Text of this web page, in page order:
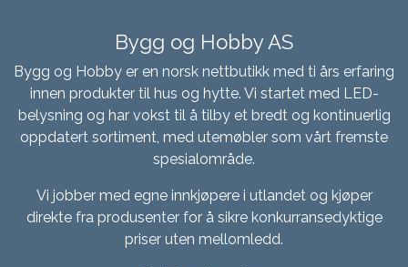
Bygg og Hobby AS
Bygg og Hobby er en norsk nettbutikk med ti års erfaring
innen produkter til hus og hytte. Vi startet med LED-
belysning og har vokst til å tilby et bredt og kontinuerlig
oppdatert sortiment, med utemøbler som vårt fremste
spesialområde.
Vi jobber med egne innkjøpere i utlandet og kjøper
direkte fra produsenter for å sikre konkurransedyktige
priser uten mellomledd.